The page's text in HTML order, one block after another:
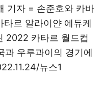
기자 = 손준호와 카바
르 알라이얀 에듀케
2022 카타르 월드컵
과 우루과이의 경기에
뉴스1